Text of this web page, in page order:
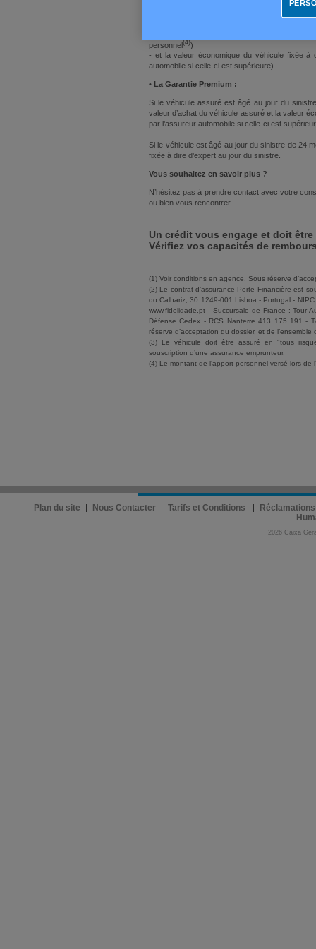
personnel(4))
- et la valeur économique du véhicule fixée à
automobile si celle-ci est supérieure).
• La Garantie Premium :
Si le véhicule assuré est âgé au jour du
valeur d’achat du véhicule assuré et la valeur
par l’assureur automobile si celle-ci est
Si le véhicule est âgé au jour du sinistre de 24
fixée à dire d’expert au jour du sinistre.
Vous souhaitez en savoir plus ?
N’hésitez pas à prendre contact avec votre
ou bien vous rencontrer.
Un crédit vous engage et doit être
Vérifiez vos capacités de
(1) Voir conditions en agence. Sous réserve
(2) Le contrat d’assurance Perte Financière est
do Calhariz, 30 1249-001 Lisboa - Portugal -
www.fidelidade.pt - Succursale de France : Tour
Défense Cedex - RCS Nanterre 413 175 191 -
réserve d’acceptation du dossier, et de
(3) Le véhicule doit être assuré en "tous
souscription d’une assurance emprunteur.
(4) Le montant de l’apport personnel versé lors
Plan du site Nous Contacter Tarifs et Conditions
Réclamations
2026 Caixa